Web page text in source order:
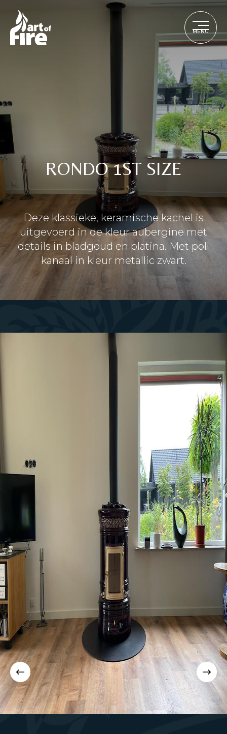
MENU
RONDO 1ST SIZE
Deze klassieke, keramische kachel is
uitgevoerd in de kleur aubergine met
details in bladgoud en platina. Met poll
kanaal in kleur metallic zwart.